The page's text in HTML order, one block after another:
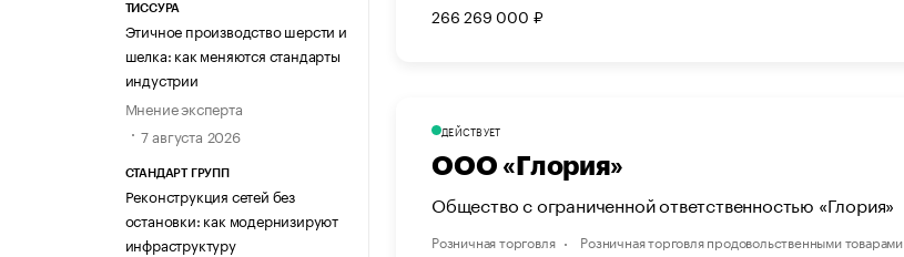
ТИССУРА
Этичное производство шерсти и
шелка: как меняются стандарты
индустрии
Мнение эксперта
7 августа 2026
СТАНДАРТ ГРУПП
Реконструкция сетей без
остановки: как модернизируют
инфраструктуру
266 269 000 ₽
ДЕЙСТВУЕТ
ООО «Глория»
Общество с ограниченной ответственностью «Глория»
Розничная торговля Розничная торговля продовольственными товарами